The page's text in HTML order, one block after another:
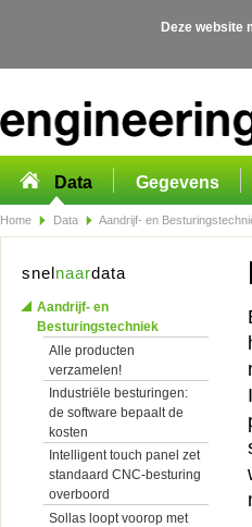
Deze website
Data Gegevens
Home Data Aandrijf- en
snelnaardata
Aandrijf- en
Besturingstechniek
Alle producten
verzamelen!
Industriële besturingen:
de software bepaalt de
kosten
Intelligent touch panel zet
standaard CNC-besturing
overboord
Sollas loopt voorop met